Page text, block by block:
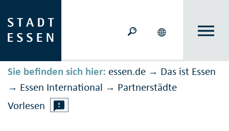
Sie befinden sich hier: essen.de → Das ist Essen
→ Essen International → Partnerstädte
Vorlesen